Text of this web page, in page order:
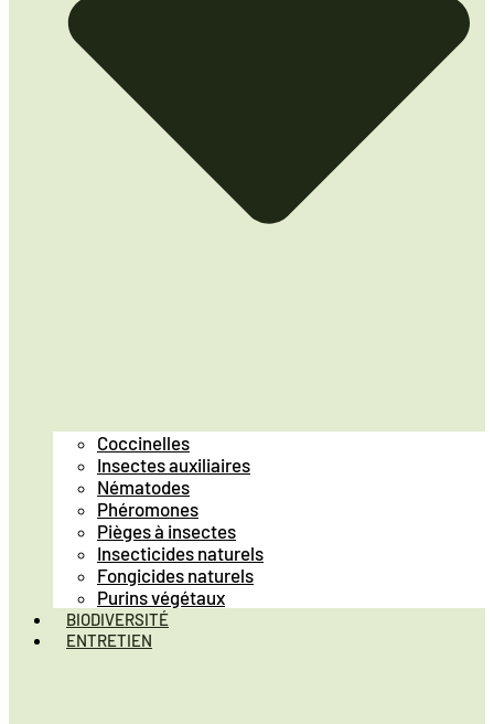
Coccinelles
Insectes auxiliaires
Nématodes
Phéromones
Pièges à insectes
Insecticides naturels
Fongicides naturels
Purins végétaux
BIODIVERSITÉ
ENTRETIEN